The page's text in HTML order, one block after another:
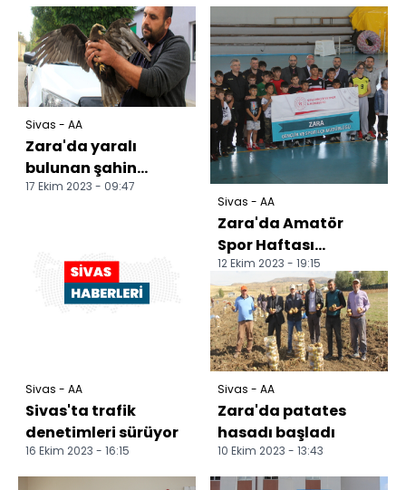
Sivas - AA
Zara'da yaralı
bulunan şahin
tedaviye alındı
17 Ekim 2023 - 09:47
Sivas - AA
Sivas'ta trafik
denetimleri sürüyor
16 Ekim 2023 - 16:15
Sivas - AA
Zara'da Amatör
Spor Haftası
kutlandı
12 Ekim 2023 - 19:15
Sivas - AA
Zara'da patates
hasadı başladı
10 Ekim 2023 - 13:43